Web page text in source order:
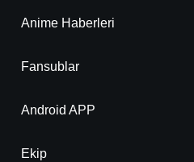
Anime Haberleri
Fansublar
Android APP
Ekip